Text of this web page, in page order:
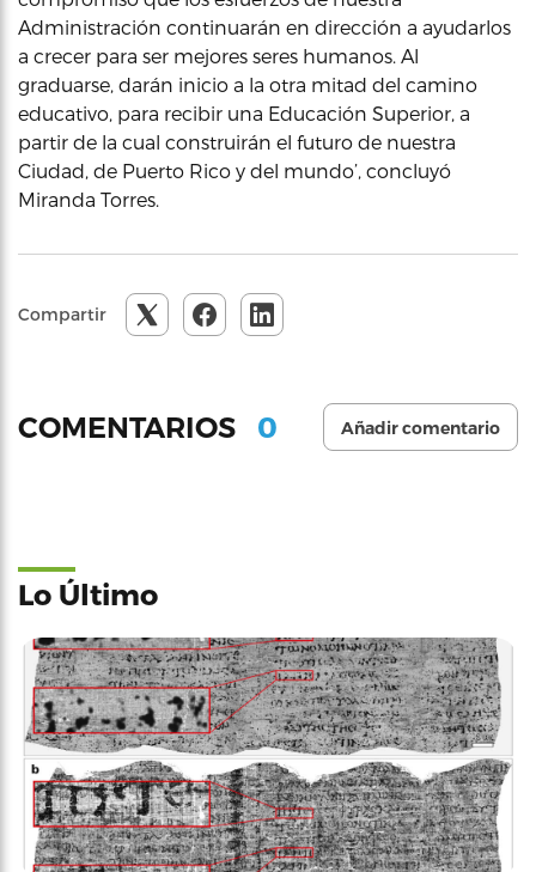
Administración continuarán en dirección a ayudarlos
a crecer para ser mejores seres humanos. Al
graduarse, darán inicio a la otra mitad del camino
educativo, para recibir una Educación Superior, a
partir de la cual construirán el futuro de nuestra
Ciudad, de Puerto Rico y del mundo’, concluyó
Miranda Torres.
Compartir
COMENTARIOS 0 Añadir comentario
Lo Último